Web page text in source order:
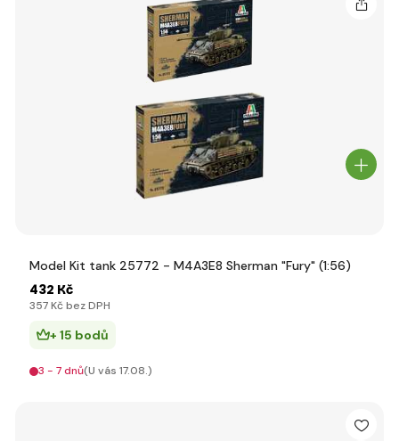
Model Kit tank 25772 - M4A3E8 Sherman "Fury" (1:56)
432 Kč
357 Kč bez DPH
+ 15 bodů
3 - 7 dnů(U vás 17.08.)